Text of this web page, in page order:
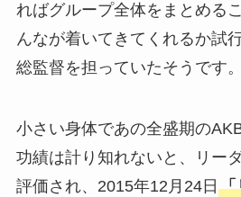
ればグループ全体をまとめる
んなが着いてきてくれるか試
総監督を担っていたそうです。
小さい身体であの全盛期の
功績は計り知れないと、リー
評価され、2015年12月24日 「